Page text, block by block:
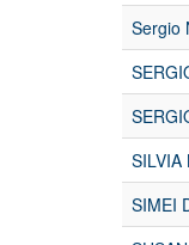
Sergio
SILVIA
SIMEI